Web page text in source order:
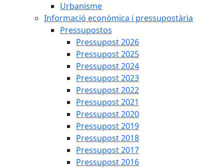
Urbanisme
Informació econòmica i pressupostària
Pressupostos
Pressupost 2026
Pressupost 2025
Pressupost 2024
Pressupost 2023
Pressupost 2022
Pressupost 2021
Pressupost 2020
Pressupost 2019
Pressupost 2018
Pressupost 2017
Pressupost 2016